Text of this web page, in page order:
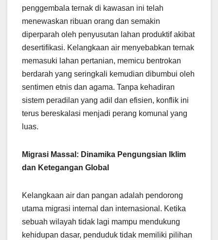
penggembala ternak di kawasan ini telah
menewaskan ribuan orang dan semakin
diperparah oleh penyusutan lahan produktif akibat
desertifikasi. Kelangkaan air menyebabkan ternak
memasuki lahan pertanian, memicu bentrokan
berdarah yang seringkali kemudian dibumbui oleh
sentimen etnis dan agama. Tanpa kehadiran
sistem peradilan yang adil dan efisien, konflik ini
terus bereskalasi menjadi perang komunal yang
luas.
Migrasi Massal: Dinamika Pengungsian Iklim
dan Ketegangan Global
Kelangkaan air dan pangan adalah pendorong
utama migrasi internal dan internasional. Ketika
sebuah wilayah tidak lagi mampu mendukung
kehidupan dasar, penduduk tidak memiliki pilihan